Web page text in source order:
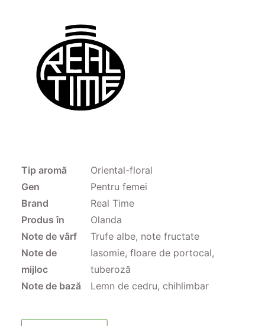
Tip aromă
Oriental-floral
Gen
Pentru femei
Brand
Real Time
Produs în
Olanda
Note de vârf
Trufe albe, note fructate
Note de
mijloc
Iasomie, floare de portocal,
tuberoză
Note de bază
Lemn de cedru, chihlimbar